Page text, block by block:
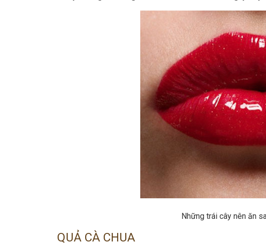
Những trái cây nên ăn
QUẢ CÀ CHUA